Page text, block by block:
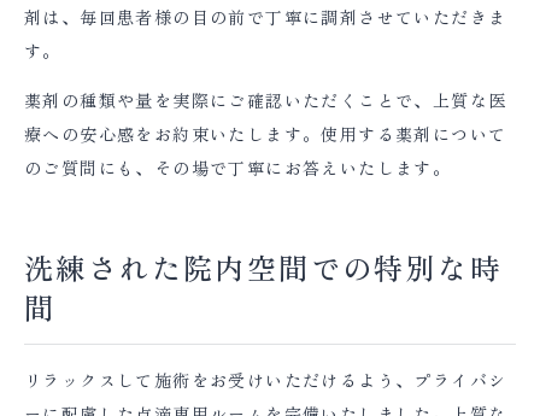
剤は、毎回患者様の目の前で丁寧に調剤させていただきま
す。
薬剤の種類や量を実際にご確認いただくことで、上質な医
療への安心感をお約束いたします。使用する薬剤について
のご質問にも、その場で丁寧にお答えいたします。
洗練された院内空間での特別な時
間
リラックスして施術をお受けいただけるよう、プライバシ